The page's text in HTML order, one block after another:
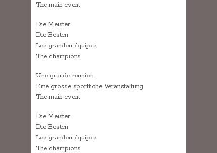
The main event
Die Meister
Die Besten
Les grandes équipes
The champions
Une grande réunion
Eine grosse sportliche Veranstaltung
The main event
Die Meister
Die Besten
Les grandes équipes
The champions